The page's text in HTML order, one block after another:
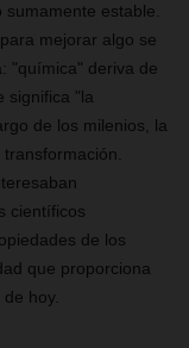
estable.
mejorar algo se
"química" deriva de
significa "la
de los milenios, la
científicos
de los
que proporciona
hoy.